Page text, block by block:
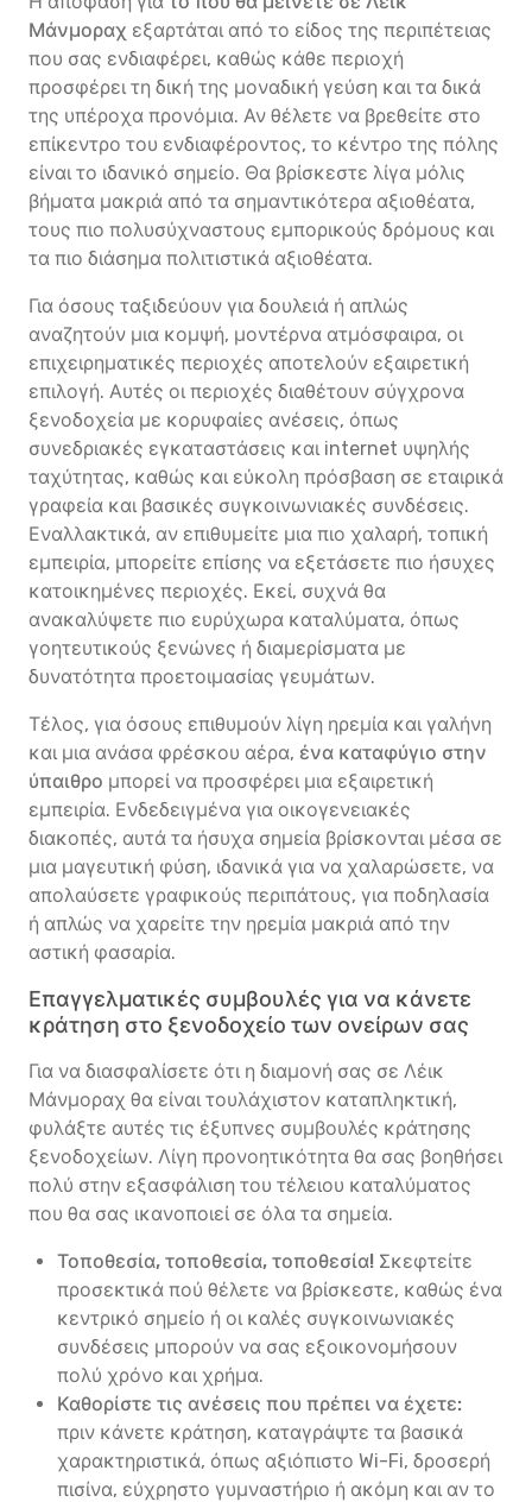
Μάνμοραχ εξαρτάται από το είδος της περιπέτειας
που σας ενδιαφέρει, καθώς κάθε περιοχή
προσφέρει τη δική της μοναδική γεύση και τα δικά
της υπέροχα προνόμια. Αν θέλετε να βρεθείτε στο
επίκεντρο του ενδιαφέροντος, το κέντρο της πόλης
είναι το ιδανικό σημείο. Θα βρίσκεστε λίγα μόλις
βήματα μακριά από τα σημαντικότερα αξιοθέατα,
τους πιο πολυσύχναστους εμπορικούς δρόμους και
τα πιο διάσημα πολιτιστικά αξιοθέατα.
Για όσους ταξιδεύουν για δουλειά ή απλώς
αναζητούν μια κομψή, μοντέρνα ατμόσφαιρα, οι
επιχειρηματικές περιοχές αποτελούν εξαιρετική
επιλογή. Αυτές οι περιοχές διαθέτουν σύγχρονα
ξενοδοχεία με κορυφαίες ανέσεις, όπως
συνεδριακές εγκαταστάσεις και internet υψηλής
ταχύτητας, καθώς και εύκολη πρόσβαση σε εταιρικά
γραφεία και βασικές συγκοινωνιακές συνδέσεις.
Εναλλακτικά, αν επιθυμείτε μια πιο χαλαρή, τοπική
εμπειρία, μπορείτε επίσης να εξετάσετε πιο ήσυχες
κατοικημένες περιοχές. Εκεί, συχνά θα
ανακαλύψετε πιο ευρύχωρα καταλύματα, όπως
γοητευτικούς ξενώνες ή διαμερίσματα με
δυνατότητα προετοιμασίας γευμάτων.
Τέλος, για όσους επιθυμούν λίγη ηρεμία και γαλήνη
και μια ανάσα φρέσκου αέρα, ένα καταφύγιο στην
ύπαιθρο μπορεί να προσφέρει μια εξαιρετική
εμπειρία. Ενδεδειγμένα για οικογενειακές
διακοπές, αυτά τα ήσυχα σημεία βρίσκονται μέσα σε
μια μαγευτική φύση, ιδανικά για να χαλαρώσετε, να
απολαύσετε γραφικούς περιπάτους, για ποδηλασία
ή απλώς να χαρείτε την ηρεμία μακριά από την
αστική φασαρία.
Επαγγελματικές συμβουλές για να κάνετε
κράτηση στο ξενοδοχείο των ονείρων σας
Για να διασφαλίσετε ότι η διαμονή σας σε Λέικ
Μάνμοραχ θα είναι τουλάχιστον καταπληκτική,
φυλάξτε αυτές τις έξυπνες συμβουλές κράτησης
ξενοδοχείων. Λίγη προνοητικότητα θα σας βοηθήσει
πολύ στην εξασφάλιση του τέλειου καταλύματος
που θα σας ικανοποιεί σε όλα τα σημεία.
Τοποθεσία, τοποθεσία, τοποθεσία! Σκεφτείτε
προσεκτικά πού θέλετε να βρίσκεστε, καθώς ένα
κεντρικό σημείο ή οι καλές συγκοινωνιακές
συνδέσεις μπορούν να σας εξοικονομήσουν
πολύ χρόνο και χρήμα.
Καθορίστε τις ανέσεις που πρέπει να έχετε:
πριν κάνετε κράτηση, καταγράψτε τα βασικά
χαρακτηριστικά, όπως αξιόπιστο Wi-Fi, δροσερή
πισίνα, εύχρηστο γυμναστήριο ή ακόμη και αν το